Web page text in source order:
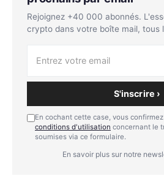
Rejoignez +40 000 abonnés.
crypto dans votre boîte mail, tous
S'inscrire ›
En cochant cette case, vous
conditions d'utilisation concernant le
soumises via ce formulaire.
En savoir plus sur notre